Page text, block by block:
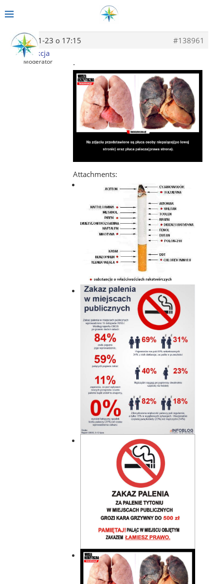
2014-01-23 o 17:15
#138961
Redakcja
Moderator .
Attachments: